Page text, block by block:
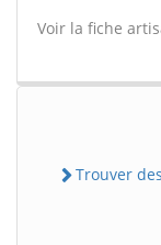
Voir la fiche
Trouver